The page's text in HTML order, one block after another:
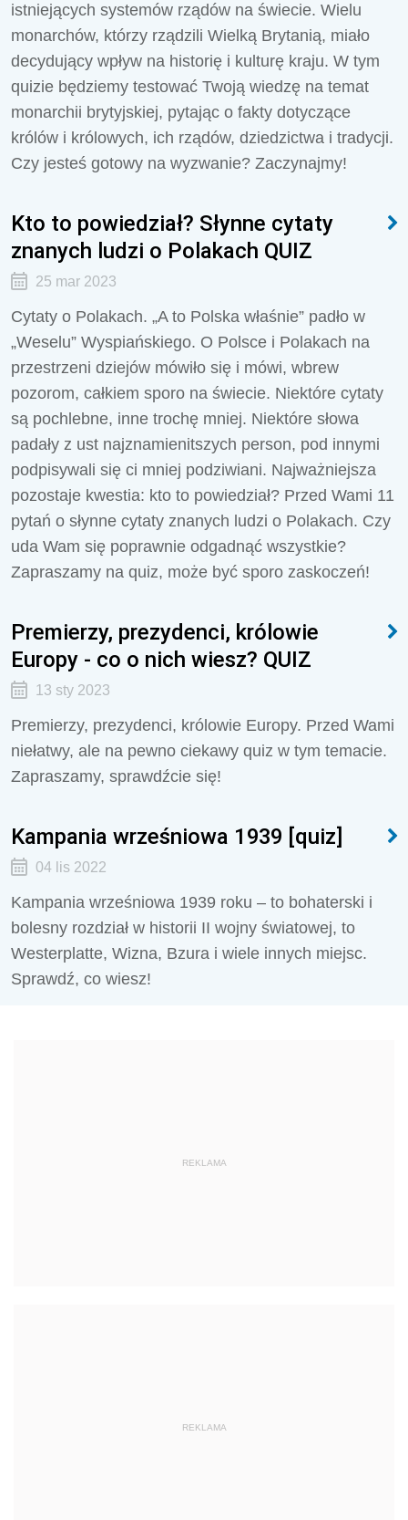
istniejących systemów rządów na świecie. Wielu
monarchów, którzy rządzili Wielką Brytanią, miało
decydujący wpływ na historię i kulturę kraju. W tym
quizie będziemy testować Twoją wiedzę na temat
monarchii brytyjskiej, pytając o fakty dotyczące
królów i królowych, ich rządów, dziedzictwa i tradycji.
Czy jesteś gotowy na wyzwanie? Zaczynajmy!
Kto to powiedział? Słynne cytaty
znanych ludzi o Polakach QUIZ
25 mar 2023
Cytaty o Polakach. „A to Polska właśnie” padło w
„Weselu” Wyspiańskiego. O Polsce i Polakach na
przestrzeni dziejów mówiło się i mówi, wbrew
pozorom, całkiem sporo na świecie. Niektóre cytaty
są pochlebne, inne trochę mniej. Niektóre słowa
padały z ust najznamienitszych person, pod innymi
podpisywali się ci mniej podziwiani. Najważniejsza
pozostaje kwestia: kto to powiedział? Przed Wami 11
pytań o słynne cytaty znanych ludzi o Polakach. Czy
uda Wam się poprawnie odgadnąć wszystkie?
Zapraszamy na quiz, może być sporo zaskoczeń!
Premierzy, prezydenci, królowie
Europy - co o nich wiesz? QUIZ
13 sty 2023
Premierzy, prezydenci, królowie Europy. Przed Wami
niełatwy, ale na pewno ciekawy quiz w tym temacie.
Zapraszamy, sprawdźcie się!
Kampania wrześniowa 1939 [quiz]
04 lis 2022
Kampania wrześniowa 1939 roku – to bohaterski i
bolesny rozdział w historii II wojny światowej, to
Westerplatte, Wizna, Bzura i wiele innych miejsc.
Sprawdź, co wiesz!
REKLAMA
REKLAMA